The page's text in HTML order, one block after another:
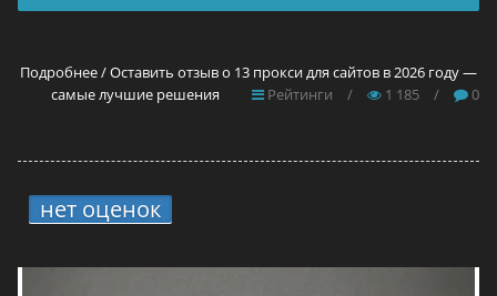
Подробнее / Оставить отзыв о 13 прокси для сайтов в 2026 году —
самые лучшие решения
Рейтинги / 1 185 / 0
нет оценок